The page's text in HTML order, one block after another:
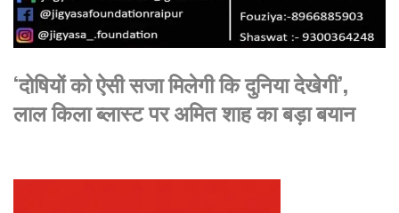
‘दोषियों को ऐसी सजा मिलेगी कि दुनिया देखेगी’,
लाल किला ब्लास्ट पर अमित शाह का बड़ा बयान